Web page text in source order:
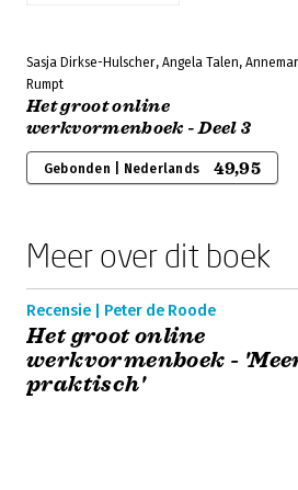
Sasja Dirkse-Hulscher, Angela Talen,
Rumpt
Het groot online
werkvormenboek - Deel 3
Gebonden | Nederlands 49,95
Meer over dit boek
Recensie | Peter de Roode
Het groot online
werkvormenboek -
praktisch'